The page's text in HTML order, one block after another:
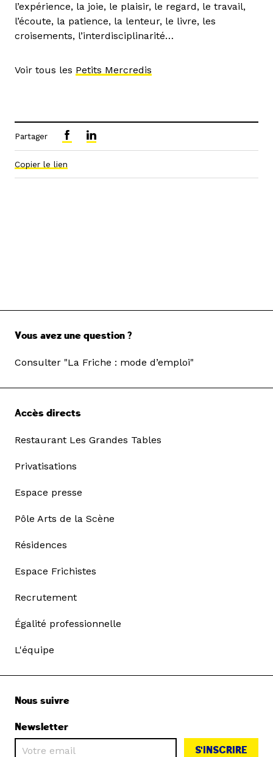
l’expérience, la joie, le plaisir, le regard, le travail,
l’écoute, la patience, la lenteur, le livre, les
croisements, l’interdisciplinarité…
Voir tous les Petits Mercredis
Partager
Copier le lien
Vous avez une question ?
Consulter "La Friche : mode d’emploi"
Accès directs
Restaurant Les Grandes Tables
Privatisations
Espace presse
Pôle Arts de la Scène
Résidences
Espace Frichistes
Recrutement
Égalité professionnelle
L'équipe
Nous suivre
Newsletter
S'INSCRIRE